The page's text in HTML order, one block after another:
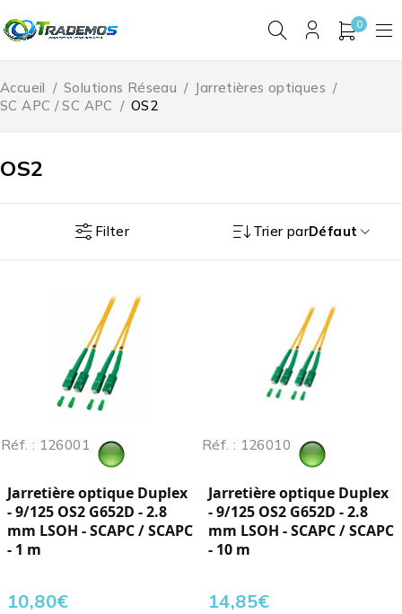
0
OS2
Accueil / Solutions Réseau / Jarretières optiques /
SC APC / SC APC / OS2
Filter Trier parDéfaut
Réf. : 126001
Jarretière optique Duplex
- 9/125 OS2 G652D - 2.8
mm LSOH - SCAPC / SCAPC
- 1 m
10,80€
Réf. : 126010
Jarretière optique Duplex
- 9/125 OS2 G652D - 2.8
mm LSOH - SCAPC / SCAPC
- 10 m
14,85€